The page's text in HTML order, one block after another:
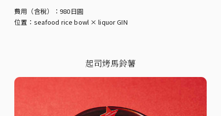
費用（含稅）：980日圓
位置：seafood rice bowl × liquor GIN
起司烤馬鈴薯